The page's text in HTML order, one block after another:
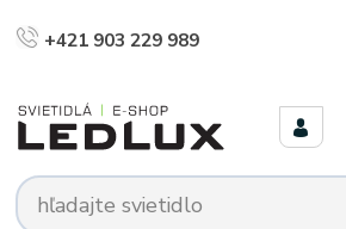
+421 903 229 989